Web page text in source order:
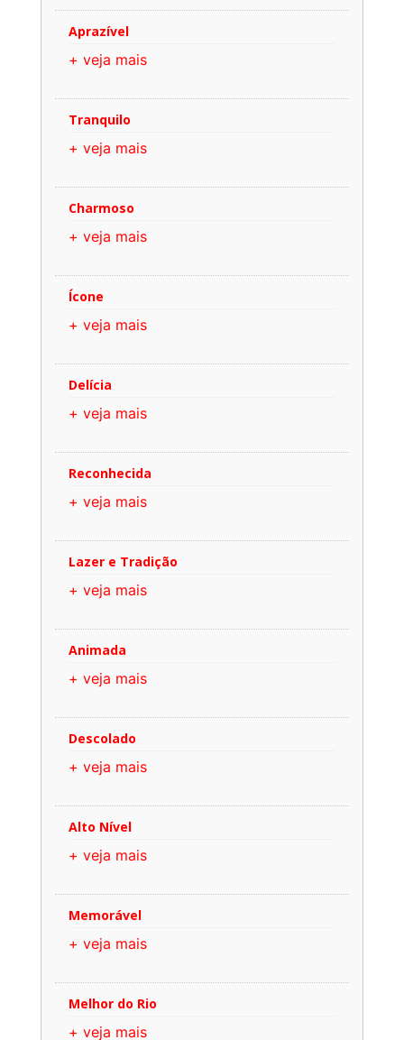
Aprazível
+ veja mais
Tranquilo
+ veja mais
Charmoso
+ veja mais
Ícone
+ veja mais
Delícia
+ veja mais
Reconhecida
+ veja mais
Lazer e Tradição
+ veja mais
Animada
+ veja mais
Descolado
+ veja mais
Alto Nível
+ veja mais
Memorável
+ veja mais
Melhor do Rio
+ veja mais